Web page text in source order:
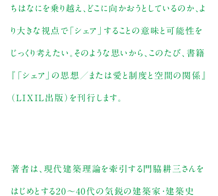
ちはなにを乗り越え、どこに向かおうとしているのか、よ
り大きな視点で「シェア」することの意味と可能性を
じっくり考えたい。そのような思いから、このたび、書籍
『「シェア」の思想／または愛と制度と空間の関係』
（LIXIL出版）を刊行します。
著者は、現代建築理論を牽引する門脇耕三さんを
はじめとする20〜40代の気鋭の建築家・建築史